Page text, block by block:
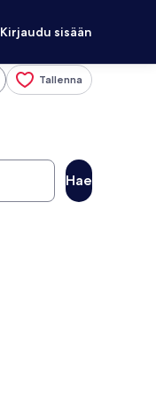
Kirjaudu sisään
Tallenna
Hae